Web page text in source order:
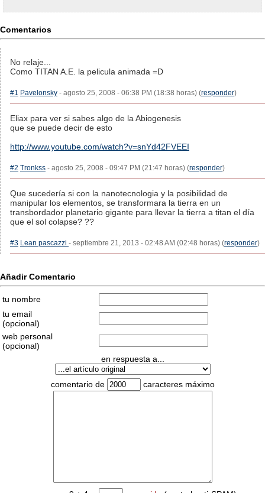
Comentarios
No relaje...
Como TITAN A.E. la pelicula animada =D
#1 Pavelonsky - agosto 25, 2008 - 06:38 PM (18:38 horas) (responder)
Eliax para ver si sabes algo de la Abiogenesis
que se puede decir de esto
http://www.youtube.com/watch?v=snYd42FVEEI
#2 Tronkss - agosto 25, 2008 - 09:47 PM (21:47 horas) (responder)
Que sucedería si con la nanotecnologia y la posibilidad de
manipular los elementos, se transformara la tierra en un
transbordador planetario gigante para llevar la tierra a titan el día
que el sol colapse? ??
#3 Lean pascazzi - septiembre 21, 2013 - 02:48 AM (02:48 horas) (responder)
Añadir Comentario
tu nombre
tu email
(opcional)
web personal
(opcional)
en respuesta a...
comentario de caracteres máximo